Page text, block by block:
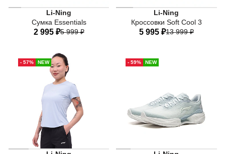
Li-Ning
Сумка Essentials
2 995 ₽5 999 ₽
One-size
Li-Ning
Кроссовки Soft Cool 3
5 995 ₽13 999 ₽
34 RU 34,5 RU
- 57% NEW - 59% NEW